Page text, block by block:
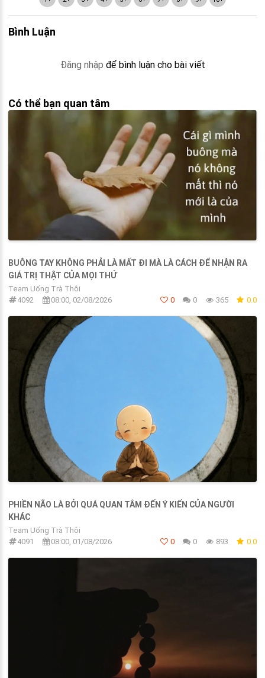
Bình Luận
Đăng nhập để bình luận cho bài viết
Có thể bạn quan tâm
BUÔNG TAY KHÔNG PHẢI LÀ MẤT ĐI MÀ LÀ CÁCH ĐỂ NHẬN RA
GIÁ TRỊ THẬT CỦA MỌI THỨ
Team Uống Trà Thôi
4092
08:00, 02/08/2026 0 0 365 0.0
PHIỀN NÃO LÀ BỞI QUÁ QUAN TÂM ĐẾN Ý KIẾN CỦA NGƯỜI
KHÁC
Team Uống Trà Thôi
4091
08:00, 01/08/2026 0 0 893 0.0